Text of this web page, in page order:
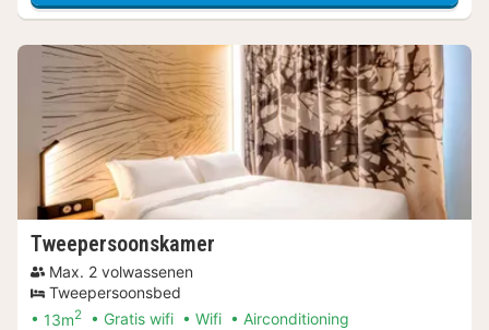
Tweepersoonskamer
Max. 2 volwassenen
Tweepersoonsbed
13m2 Gratis wifi Wifi Airconditioning